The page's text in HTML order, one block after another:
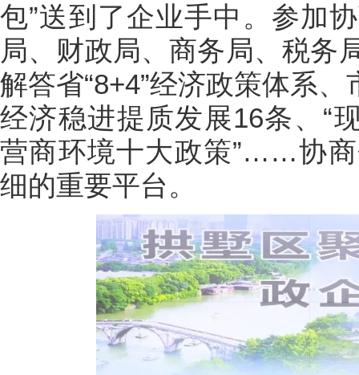
包”送到了企业手中。参加
局、财政局、商务局、税务
解答省“8+4”经济政策体系
经济稳进提质发展16条、“
营商环境十大政策”……协
细的重要平台。